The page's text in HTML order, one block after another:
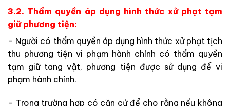
3.2. Thẩm quyền áp dụng hình thức xử phạt tạm
giữ phương tiện:
– Người có thẩm quyền áp dụng hình thức xử phạt tịch
thu phương tiện vi phạm hành chính có thẩm quyền
tạm giữ tang vật, phương tiện được sử dụng để vi
phạm hành chính.
– Trong trường hợp có căn cứ để cho rằng nếu không